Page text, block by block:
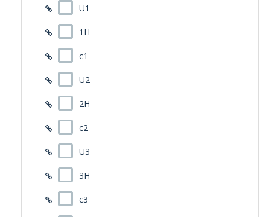
U1
1H
c1
U2
2H
c2
U3
3H
c3